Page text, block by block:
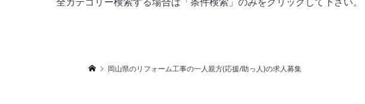
岡山県のリフォーム工事の一人親方(応援/助っ人)の求人募集